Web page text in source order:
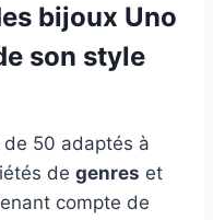
bijoux Uno
son style
50 adaptés à
de genres et
compte de